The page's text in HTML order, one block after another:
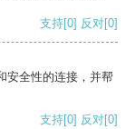
支持[0] 反对[0]
安全性的连接，并帮
支持[0] 反对[0]